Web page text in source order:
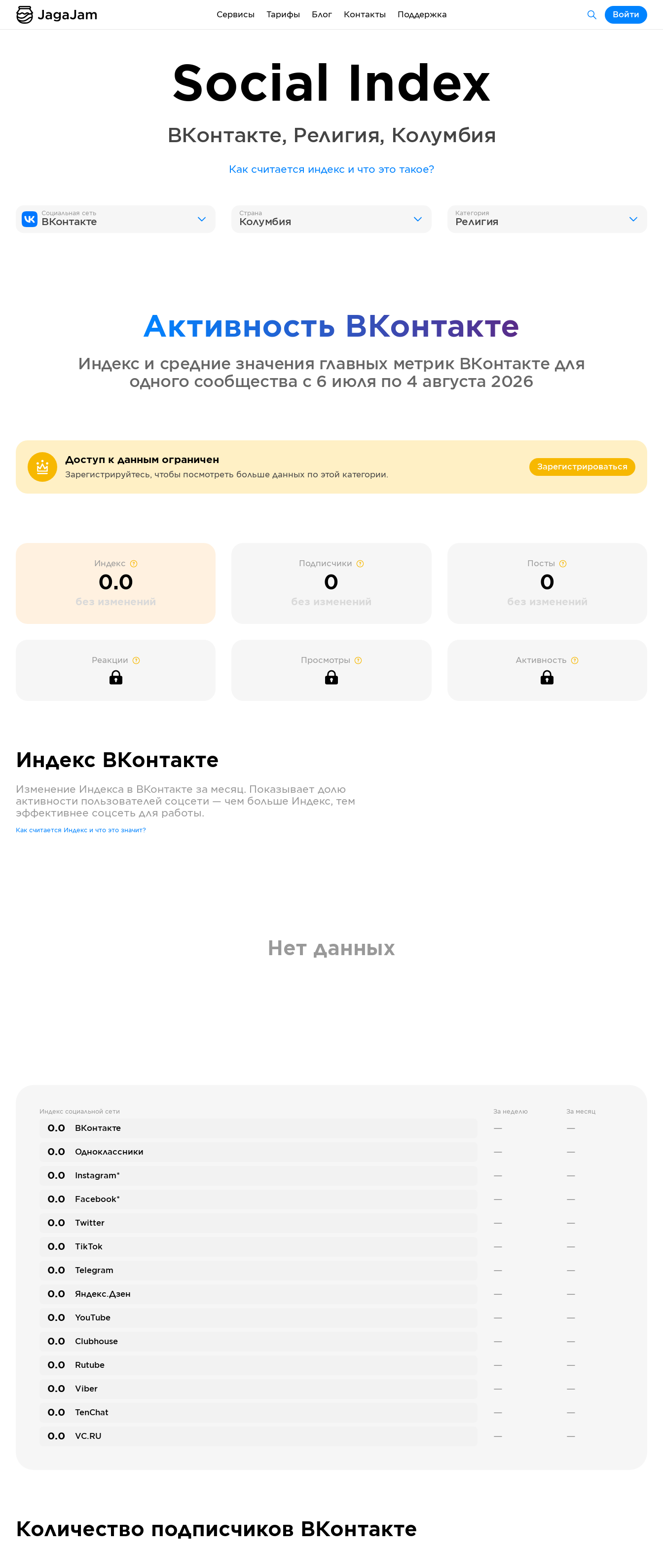
Сервисы Тарифы Блог Контакты Поддержка Войти
Social Index
ВКонтакте, Религия, Колумбия
Как считается индекс и что это такое?
Социальная сеть
ВКонтакте
Страна
Колумбия
Категория
Религия
Активность ВКонтакте
Индекс и средние значения главных метрик ВКонтакте для
одного сообщества с 6 июля по 4 августа 2026
Доступ к данным ограничен
Зарегистрируйтесь, чтобы посмотреть больше данных по этой категории.
Зарегистрироваться
Индекс
0.0
без изменений
Подписчики
0
без изменений
Посты
0
без изменений
Реакции Просмотры Активность
Индекс ВКонтакте
Изменение Индекса в ВКонтакте за месяц. Показывает долю
активности пользователей соцсети — чем больше Индекс, тем
эффективнее соцсеть для работы.
Как считается Индекс и что это значит?
Нет данных
Индекс социальной сети За неделю За месяц
0.0 ВКонтакте — —
0.0 Одноклассники — —
0.0 Instagram* — —
0.0 Facebook* — —
0.0 Twitter — —
0.0 TikTok — —
0.0 Telegram — —
0.0 Яндекс.Дзен — —
0.0 YouTube — —
0.0 Clubhouse — —
0.0 Rutube — —
0.0 Viber — —
0.0 TenChat — —
0.0 VC.RU — —
Количество подписчиков ВКонтакте